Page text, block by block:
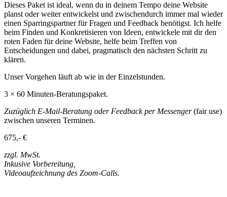
Dieses Paket ist ideal, wenn du in deinem Tempo deine Website
planst oder weiter entwickelst und zwischendurch immer mal wieder
einen Sparringspartner für Fragen und Feedback benötigst. Ich helfe
beim Finden und Konkretisieren von Ideen, entwickele mit dir den
roten Faden für deine Website, helfe beim Treffen von
Entscheidungen und dabei, pragmatisch den nächsten Schritt zu
klären.
Unser Vorgehen läuft ab wie in der Einzelstunden.
3 × 60 Minuten-Beratungspaket.
Zuzüglich E-Mail-Beratung oder Feedback per Messenger(fair use)
zwischen unseren Terminen.
675,- €
zzgl. MwSt.
Inkusive Vorbereitung,
Videoaufzeichnung des Zoom-Calls.